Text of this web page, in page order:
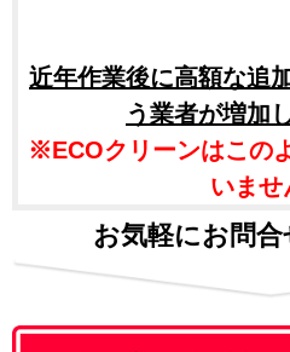
近年作業後に高額な追
う業者が増加
※ECOクリーンはこの
いませ
お気軽にお問合